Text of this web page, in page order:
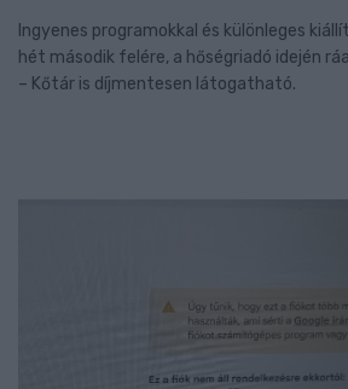
Ingyenes programokkal és különleges
hét második felére, a hőségriadó idején
– Kőtár is díjmentesen látogatható.